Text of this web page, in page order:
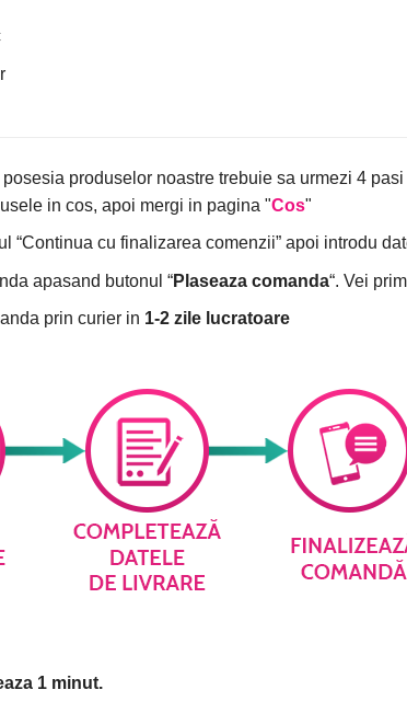
produselor noastre trebuie sa urmezi 4
in cos, apoi mergi in pagina "Cos"
“Continua cu finalizarea comenzii” apoi introdu
apasand butonul “Plaseaza comanda“. Vei
prin curier in 1-2 zile lucratoare
1 minut.